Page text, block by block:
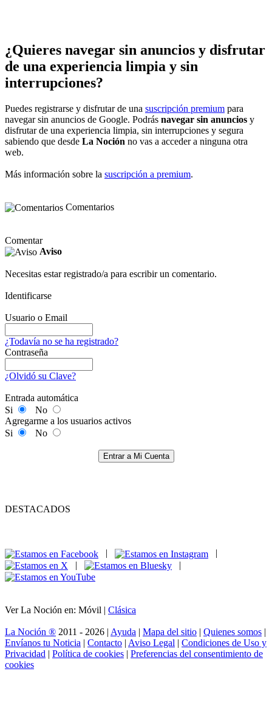
¿Quieres navegar sin anuncios y disfrutar
de una experiencia limpia y sin
interrupciones?
Puedes registrarse y disfrutar de una suscripción premium para
navegar sin anuncios de Google. Podrás navegar sin anuncios y
disfrutar de una experiencia limpia, sin interrupciones y segura
sabiendo que desde La Noción no vas a acceder a ninguna otra
web.
Más información sobre la suscripción a premium.
Comentarios
Comentar
Aviso
Necesitas estar registrado/a para escribir un comentario.
Identificarse
Usuario o Email
¿Todavía no se ha registrado?
Contraseña
¿Olvidó su Clave?
Entrada automática
Si
No
Agregarme a los usuarios activos
Si
No
Entrar a Mi Cuenta
DESTACADOS
|
|
Ver La Noción en: Móvil | Clásica
La Noción ® 2011 - 2026 | Ayuda | Mapa del sitio | Quienes somos |
Envíanos tu Noticia | Contacto | Aviso Legal | Condiciones de Uso y
Privacidad | Política de cookies | Preferencias del consentimiento de
cookies